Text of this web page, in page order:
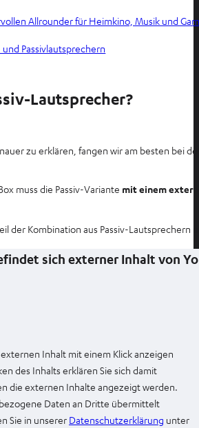
Allrounder für Heimkino, Musik und
Passivlautsprechern
Lautsprecher?
zu erklären, fangen wir am besten bei
muss die Passiv-Variante mit einem
der Kombination aus Passiv-Lautsprechern
sich externer Inhalt von
Inhalt mit einem Klick anzeigen
des Inhalts erklären Sie sich damit
die externen Inhalte angezeigt werden.
Daten an Dritte übermittelt
Sie in unserer Datenschutzerklärung unter